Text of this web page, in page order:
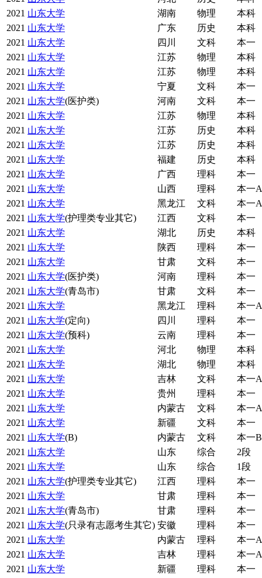
2021 山东大学 湖南 物理
本科
2021 山东大学 广东 历史
本科
2021 山东大学 四川 文科
本一
2021 山东大学 江苏 物理
本科
2021 山东大学 江苏 物理
本科
2021 山东大学 宁夏 文科
本一
2021 山东大学(医护类) 河南 文科
本一
2021 山东大学 江苏 物理
本科
2021 山东大学 江苏 历史
本科
2021 山东大学 江苏 历史
本科
2021 山东大学 福建 历史
本科
2021 山东大学 广西 理科
本一
2021 山东大学 山西 理科
本一A
2021 山东大学 黑龙江 文科
本一A
2021 山东大学(护理类专业其它) 江西 文科
本一
2021 山东大学 湖北 历史
本科
2021 山东大学 陕西 理科
本一
2021 山东大学 甘肃 文科
本一
2021 山东大学(医护类) 河南 理科
本一
2021 山东大学(青岛市) 甘肃 文科
本一
2021 山东大学 黑龙江 理科
本一A
2021 山东大学(定向) 四川 理科
本一
2021 山东大学(预科) 云南 理科
本一
2021 山东大学 河北 物理
本科
2021 山东大学 湖北 物理
本科
2021 山东大学 吉林 文科
本一A
2021 山东大学 贵州 理科
本一
2021 山东大学 内蒙古 文科
本一A
2021 山东大学 新疆 文科
本一
2021 山东大学(B) 内蒙古 文科
本一B
2021 山东大学 山东 综合
2段
2021 山东大学 山东 综合
1段
2021 山东大学(护理类专业其它) 江西 理科
本一
2021 山东大学 甘肃 理科
本一
2021 山东大学(青岛市) 甘肃 理科
本一
2021 山东大学(只录有志愿考生其它) 安徽 理科
本一
2021 山东大学 内蒙古 理科
本一A
2021 山东大学 吉林 理科
本一A
2021 山东大学 新疆 理科
本一